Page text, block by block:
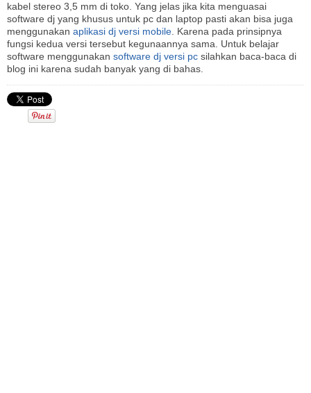
kabel stereo 3,5 mm di toko. Yang jelas jika kita menguasai
software dj yang khusus untuk pc dan laptop pasti akan bisa juga
menggunakan aplikasi dj versi mobile . Karena pada prinsipnya
fungsi kedua versi tersebut kegunaannya sama. Untuk belajar
software menggunakan software dj versi pc silahkan baca-baca di
blog ini karena sudah banyak yang di bahas.